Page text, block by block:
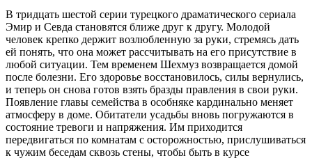
В тридцать шестой серии турецкого драматического сериала
Эмир и Севда становятся ближе друг к другу. Молодой
человек крепко держит возлюбленную за руки, стремясь дать
ей понять, что она может рассчитывать на его присутствие в
любой ситуации. Тем временем Шехмуз возвращается домой
после болезни. Его здоровье восстановилось, силы вернулись,
и теперь он снова готов взять бразды правления в свои руки.
Появление главы семейства в особняке кардинально меняет
атмосферу в доме. Обитатели усадьбы вновь погружаются в
состояние тревоги и напряжения. Им приходится
передвигаться по комнатам с осторожностью, прислушиваться
к чужим беседам сквозь стены, чтобы быть в курсе